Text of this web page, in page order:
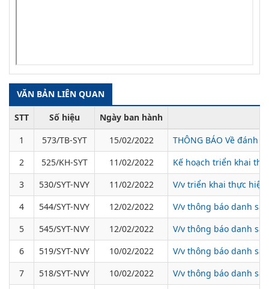
VĂN BẢN LIÊN QUAN
STT Số hiệu
Ngày ban hành
1
573/TB-SYT 15/02/2022
THÔNG BÁO Về đánh
2
525/KH-SYT 11/02/2022
Kế hoạch triển khai thi
3
530/SYT-NVY 11/02/2022
V/v triển khai thực hiện
4
544/SYT-NVY 12/02/2022
V/v thông báo danh
5
545/SYT-NVY 12/02/2022
V/v thông báo danh
6
519/SYT-NVY 10/02/2022
V/v thông báo danh
7
518/SYT-NVY 10/02/2022 V/v thông báo danh